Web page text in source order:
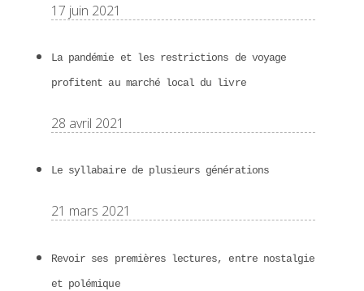
17 juin 2021
La pandémie et les restrictions de voyage
profitent au marché local du livre
28 avril 2021
Le syllabaire de plusieurs générations
21 mars 2021
Revoir ses premières lectures, entre nostalgie
et polémique